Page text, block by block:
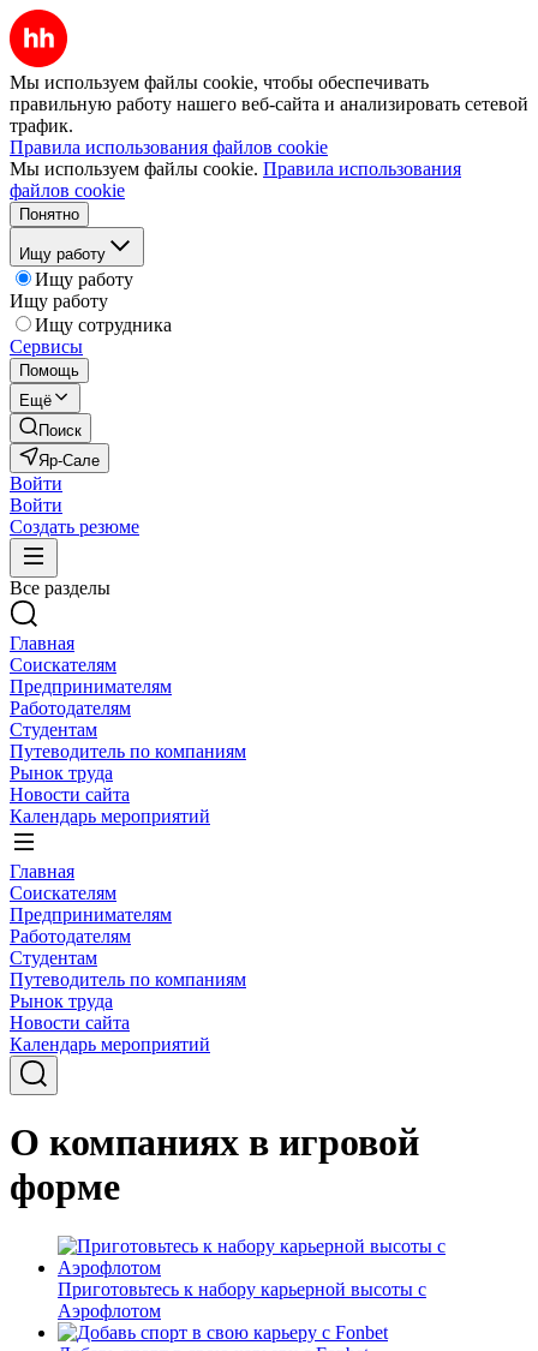
Мы используем файлы cookie, чтобы обеспечивать
правильную работу нашего веб-сайта и анализировать сетевой
трафик.
Правила использования файлов cookie
Мы используем файлы cookie. Правила использования
файлов cookie
Понятно
Ищу работу
Ищу работу
Ищу работу
Ищу сотрудника
Сервисы
Помощь
Ещё
Поиск
Яр-Сале
Войти
Войти
Создать резюме
Все разделы
Главная
Соискателям
Предпринимателям
Работодателям
Студентам
Путеводитель по компаниям
Рынок труда
Новости сайта
Календарь мероприятий
Главная
Соискателям
Предпринимателям
Работодателям
Студентам
Путеводитель по компаниям
Рынок труда
Новости сайта
Календарь мероприятий
О компаниях в игровой
форме
Приготовьтесь к набору карьерной высоты с
Аэрофлотом